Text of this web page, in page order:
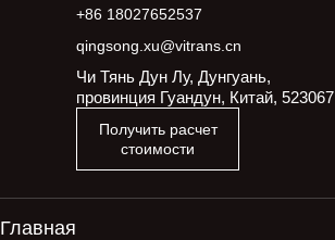
+86 18027652537
qingsong.xu@vitrans.cn
Чи Тянь Дун Лу, Дунгуань,
провинция Гуандун, Китай, 523067
Получить расчет
стоимости
Главная